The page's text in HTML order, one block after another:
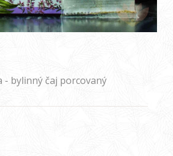
- bylinný čaj porcovaný